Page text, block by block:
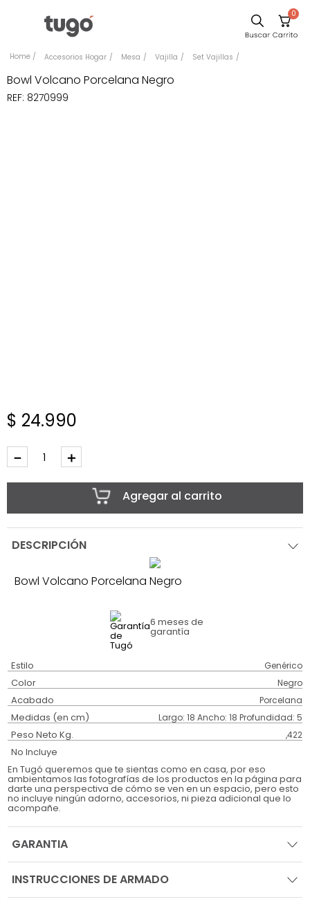
0
Accesorios Hogar Mesa Vajilla Set Vajillas
Bowl Volcano Porcelana Negro
REF: 8270999
$ 24.990
＋
－
Agregar al carrito
DESCRIPCIÓN
Bowl Volcano Porcelana Negro
6 meses de
garantía
Estilo Genérico
Color Negro
Acabado Porcelana
Medidas (en cm) Largo: 18 Ancho: 18 Profundidad: 5
Peso Neto Kg. ,422
No Incluye
En Tugó queremos que te sientas como en casa, por eso
ambientamos las fotografías de los productos en la página para
darte una perspectiva de cómo se ven en un espacio, pero esto
no incluye ningún adorno, accesorios, ni pieza adicional que lo
acompañe.
GARANTIA
INSTRUCCIONES DE ARMADO
Escritorio
Sillas